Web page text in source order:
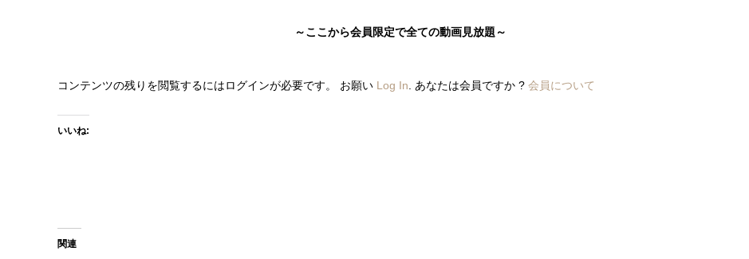
～ここから会員限定で全ての動画見放題～
コンテンツの残りを閲覧するにはログインが必要です。 お願い Log In . あなたは会員ですか ? 会員について
いいね:
関連